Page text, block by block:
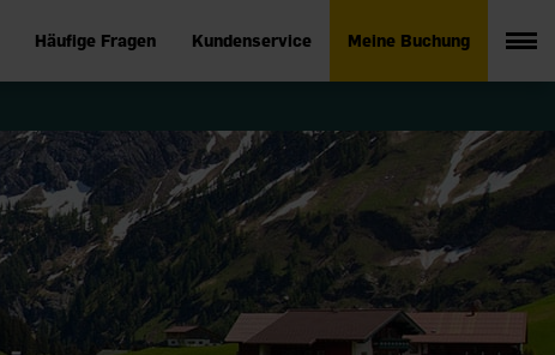
Häufige Fragen Kundenservice Meine Buchung